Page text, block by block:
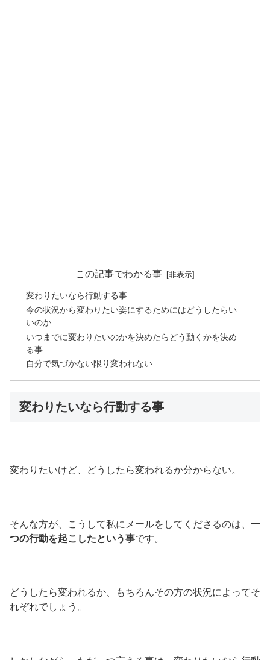
この記事でわかる事
変わりたいなら行動する事
今の状況から変わりたい姿にするためにはどうしたらい
いのか
いつまでに変わりたいのかを決めたらどう動くかを決め
る事
自分で気づかない限り変われない
変わりたいなら行動する事
変わりたいけど、どうしたら変われるか分からない。
そんな方が、こうして私にメールをしてくださるのは、 一
つの行動を起こしたという事です。
どうしたら変われるか、もちろんその方の状況によってそ
れぞれでしょう。